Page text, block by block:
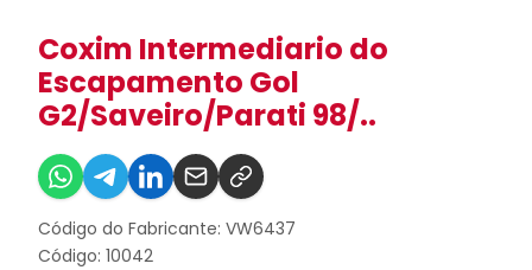
Coxim Intermediario do
Escapamento Gol
G2/Saveiro/Parati 98/..
Código do Fabricante: VW6437
Código: 10042